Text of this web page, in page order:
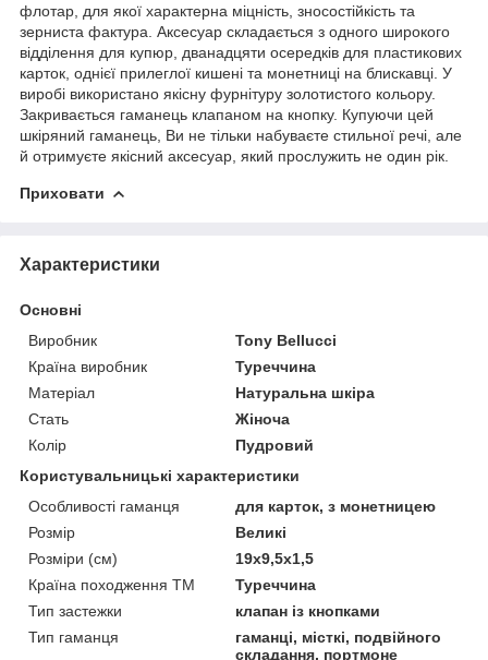
флотар, для якої характерна міцність, зносостійкість та
зерниста фактура. Аксесуар складається з одного широкого
відділення для купюр, дванадцяти осередків для пластикових
карток, однієї прилеглої кишені та монетниці на блискавці. У
виробі використано якісну фурнітуру золотистого кольору.
Закривається гаманець клапаном на кнопку. Купуючи цей
шкіряний гаманець, Ви не тільки набуваєте стильної речі, але
й отримуєте якісний аксесуар, який прослужить не один рік.
Приховати
Характеристики
Основні
Виробник
Tony Bellucci
Країна виробник
Туреччина
Матеріал
Натуральна шкіра
Стать
Жіноча
Колір
Пудровий
Користувальницькі характеристики
Особливості гаманця
для карток, з монетницею
Розмір
Великі
Розміри (см)
19х9,5х1,5
Країна походження ТМ
Туреччина
Тип застежки
клапан із кнопками
Тип гаманця
гаманці, місткі, подвійного
складання, портмоне